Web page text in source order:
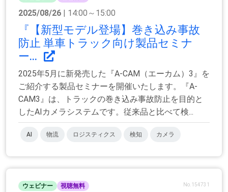
2025/08/26 | 14:00～15:00
『【新型モデル登場】巻き込み事故
防止 単車トラック向け製品セミナ
ー...
2025年5月に新発売した『A-CAM（エーカム）3』を
ご紹介する製品セミナーを開催いたします。『A-
CAM3』は、トラックの巻き込み事故防止を目的と
したAIカメラシステムです。従来品と比べて検...
AI 物流 ロジスティクス 検知 カメラ
ウェビナー 視聴無料 No.154731